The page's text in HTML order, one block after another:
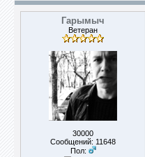
Гарымыч
Ветеран
30000
Сообщений: 11648
Пол: